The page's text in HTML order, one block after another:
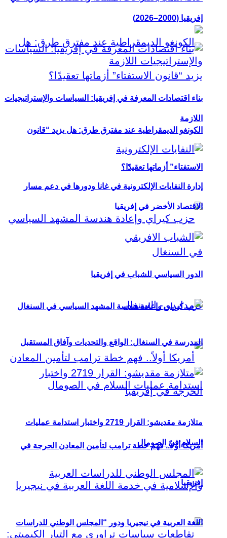
الكونغو الديمقراطية عند مفترق طرق: هل يزيد “قانون
الاستفتاء” أزماتها تعقيدًا؟
حزب كيراي وإعادة هندسة المشهد السياسي في السنغال
أمريكا أولاً.. فهم خطة ترامب لتأمين المعادن الحرجة في
إفريقيا
إفريقيا (2000–2026)
بناء اقتصادات المعرفة في إفريقيا: السياسات والإستراتيجيات
اللازمة
إدارة النفايات الإلكترونية في غانا ودورها في دعم مسار
الاقتصاد الأخضر في إفريقيا
الدور السياسي للشباب في إفريقيا
المدرسة في السنغال: الواقع والتحديات وآفاق المستقبل
متلازمة مقديشو: القرار 2719 واختبار استدامة عمليات
السلام في الصومال
اللغة العربية في نيجيريا ودور “المجلس الوطني للدراسات